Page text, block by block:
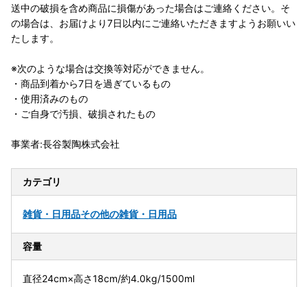
送中の破損を含め商品に損傷があった場合はご連絡ください。そ
の場合は、お届けより7日以内にご連絡いただきますようお願いい
たします。
※次のような場合は交換等対応ができません。
・商品到着から7日を過ぎているもの
・使用済みのもの
・ご自身で汚損、破損されたもの
事業者:長谷製陶株式会社
カテゴリ
雑貨・日用品その他の雑貨・日用品
容量
直径24cm×高さ18cm/約4.0kg/1500ml